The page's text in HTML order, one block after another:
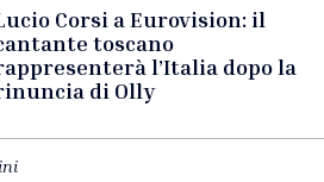
Corsi a Eurovision: il
toscano
l’Italia dopo la
di Olly